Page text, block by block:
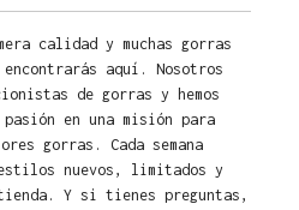
calidad y muchas gorras
aquí. Nosotros
de gorras y hemos
en una misión para
gorras. Cada semana
estilos nuevos, limitados y
Y si tienes preguntas,